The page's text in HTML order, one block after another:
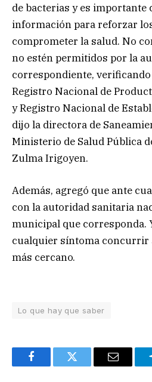
de bacterias y es importante
información para reforzar
comprometer la salud. No
no estén permitidos por la
correspondiente,
Registro Nacional de
y Registro Nacional de
dijo la directora de
Ministerio de Salud Pública
Zulma Irigoyen.
Además, agregó que ante
con la autoridad sanitaria
municipal que corresponda.
cualquier síntoma concurrir
más cercano.
Lo que hay que saber
FacebookTwitter Email